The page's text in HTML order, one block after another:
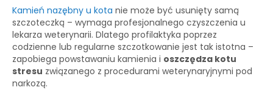
Kamień nazębny u kota nie może być usunięty samą
szczoteczką – wymaga profesjonalnego czyszczenia u
lekarza weterynarii. Dlatego profilaktyka poprzez
codzienne lub regularne szczotkowanie jest tak istotna –
zapobiega powstawaniu kamienia i oszczędza kotu
stresu związanego z procedurami weterynaryjnymi pod
narkozą.